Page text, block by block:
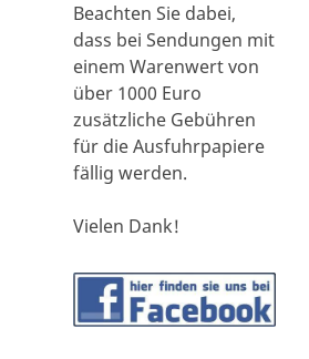
Beachten Sie dabei,
dass bei Sendungen mit
einem Warenwert von
über 1000 Euro
zusätzliche Gebühren
für die Ausfuhrpapiere
fällig werden.
Vielen Dank!